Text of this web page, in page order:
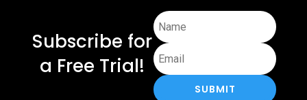
Subscribe for
a Free Trial!
SUBMIT